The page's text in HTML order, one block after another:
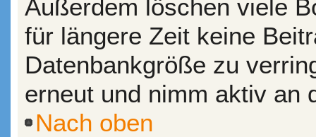
Außerdem löschen viele
für längere Zeit keine
Datenbankgröße zu
erneut und nimm aktiv an
Nach oben